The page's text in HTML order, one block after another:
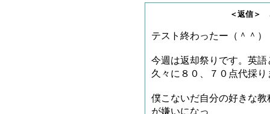
＜返信＞ さすらいの
テスト終わったー（＾＾）
今週は返却祭りです。英
久々に８０、７０点代採
僕こないだ自分の好きな
が嫌いになっ